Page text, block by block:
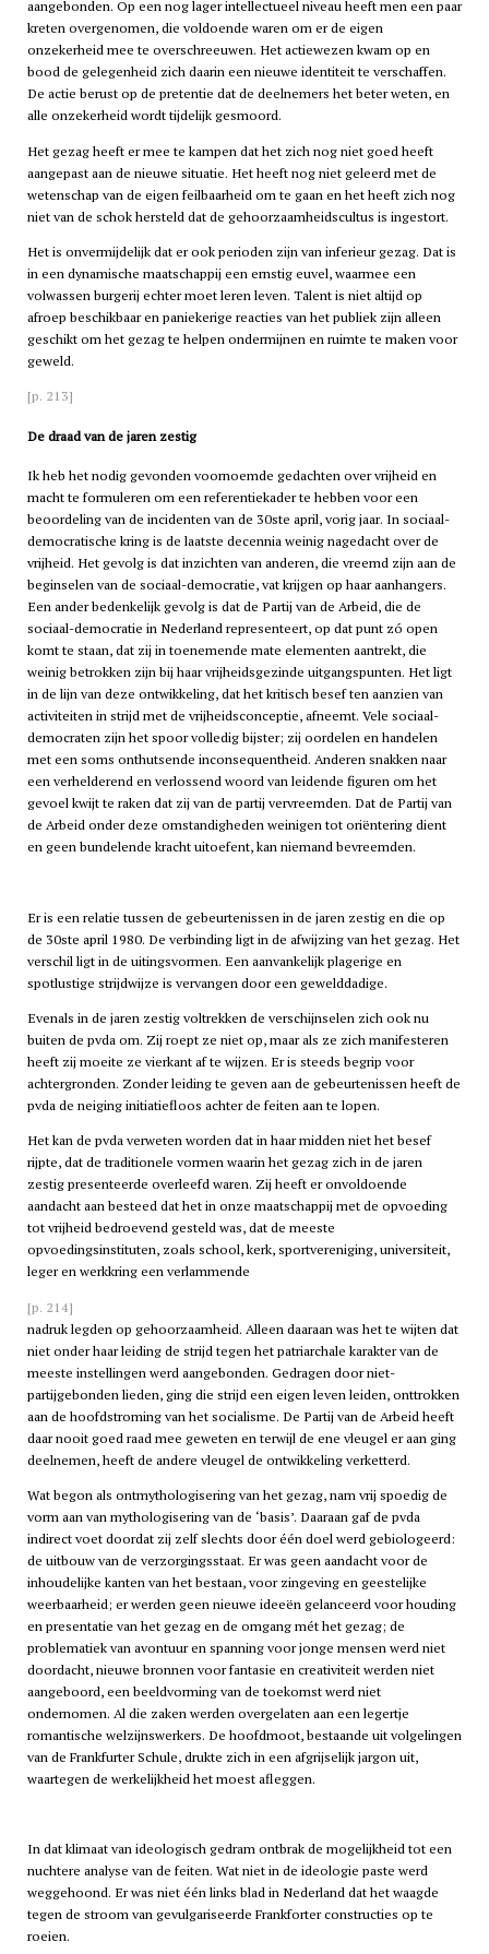
aangebonden. Op een nog lager intellectueel niveau heeft men een paar
kreten overgenomen, die voldoende waren om er de eigen
onzekerheid mee te overschreeuwen. Het actiewezen kwam op en
bood de gelegenheid zich daarin een nieuwe identiteit te verschaffen.
De actie berust op de pretentie dat de deelnemers het beter weten, en
alle onzekerheid wordt tijdelijk gesmoord.
Het gezag heeft er mee te kampen dat het zich nog niet goed heeft
aangepast aan de nieuwe situatie. Het heeft nog niet geleerd met de
wetenschap van de eigen feilbaarheid om te gaan en het heeft zich nog
niet van de schok hersteld dat de gehoorzaamheidscultus is ingestort.
Het is onvermijdelijk dat er ook perioden zijn van inferieur gezag. Dat is
in een dynamische maatschappij een ernstig euvel, waarmee een
volwassen burgerij echter moet leren leven. Talent is niet altijd op
afroep beschikbaar en paniekerige reacties van het publiek zijn alleen
geschikt om het gezag te helpen ondermijnen en ruimte te maken voor
geweld.
[p. 213]
De draad van de jaren zestig
Ik heb het nodig gevonden voornoemde gedachten over vrijheid en
macht te formuleren om een referentiekader te hebben voor een
beoordeling van de incidenten van de 30ste april, vorig jaar. In sociaal-
democratische kring is de laatste decennia weinig nagedacht over de
vrijheid. Het gevolg is dat inzichten van anderen, die vreemd zijn aan de
beginselen van de sociaal-democratie, vat krijgen op haar aanhangers.
Een ander bedenkelijk gevolg is dat de Partij van de Arbeid, die de
sociaal-democratie in Nederland representeert, op dat punt zó open
komt te staan, dat zij in toenemende mate elementen aantrekt, die
weinig betrokken zijn bij haar vrijheidsgezinde uitgangspunten. Het ligt
in de lijn van deze ontwikkeling, dat het kritisch besef ten aanzien van
activiteiten in strijd met de vrijheidsconceptie, afneemt. Vele sociaal-
democraten zijn het spoor volledig bijster; zij oordelen en handelen
met een soms onthutsende inconsequentheid. Anderen snakken naar
een verhelderend en verlossend woord van leidende figuren om het
gevoel kwijt te raken dat zij van de partij vervreemden. Dat de Partij van
de Arbeid onder deze omstandigheden weinigen tot oriëntering dient
en geen bundelende kracht uitoefent, kan niemand bevreemden.
Er is een relatie tussen de gebeurtenissen in de jaren zestig en die op
de 30ste april 1980. De verbinding ligt in de afwijzing van het gezag. Het
verschil ligt in de uitingsvormen. Een aanvankelijk plagerige en
spotlustige strijdwijze is vervangen door een gewelddadige.
Evenals in de jaren zestig voltrekken de verschijnselen zich ook nu
buiten de pvdaom. Zij roept ze niet op, maar als ze zich manifesteren
heeft zij moeite ze vierkant af te wijzen. Er is steeds begrip voor
achtergronden. Zonder leiding te geven aan de gebeurtenissen heeft de
pvdade neiging initiatiefloos achter de feiten aan te lopen.
Het kan de pvdaverweten worden dat in haar midden niet het besef
rijpte, dat de traditionele vormen waarin het gezag zich in de jaren
zestig presenteerde overleefd waren. Zij heeft er onvoldoende
aandacht aan besteed dat het in onze maatschappij met de opvoeding
tot vrijheid bedroevend gesteld was, dat de meeste
opvoedingsinstituten, zoals school, kerk, sportvereniging, universiteit,
leger en werkkring een verlammende
[p. 214]
nadruk legden op gehoorzaamheid. Alleen daaraan was het te wijten dat
niet onder haar leiding de strijd tegen het patriarchale karakter van de
meeste instellingen werd aangebonden. Gedragen door niet-
partijgebonden lieden, ging die strijd een eigen leven leiden, onttrokken
aan de hoofdstroming van het socialisme. De Partij van de Arbeid heeft
daar nooit goed raad mee geweten en terwijl de ene vleugel er aan ging
deelnemen, heeft de andere vleugel de ontwikkeling verketterd.
Wat begon als ontmythologisering van het gezag, nam vrij spoedig de
vorm aan van mythologisering van de ‘basis’. Daaraan gaf de pvda
indirect voet doordat zij zelf slechts door één doel werd gebiologeerd:
de uitbouw van de verzorgingsstaat. Er was geen aandacht voor de
inhoudelijke kanten van het bestaan, voor zingeving en geestelijke
weerbaarheid; er werden geen nieuwe ideeën gelanceerd voor houding
en presentatie van het gezag en de omgang mét het gezag; de
problematiek van avontuur en spanning voor jonge mensen werd niet
doordacht, nieuwe bronnen voor fantasie en creativiteit werden niet
aangeboord, een beeldvorming van de toekomst werd niet
ondernomen. Al die zaken werden overgelaten aan een legertje
romantische welzijnswerkers. De hoofdmoot, bestaande uit volgelingen
van de Frankfurter Schule, drukte zich in een afgrijselijk jargon uit,
waartegen de werkelijkheid het moest afleggen.
In dat klimaat van ideologisch gedram ontbrak de mogelijkheid tot een
nuchtere analyse van de feiten. Wat niet in de ideologie paste werd
weggehoond. Er was niet één links blad in Nederland dat het waagde
tegen de stroom van gevulgariseerde Frankforter constructies op te
roeien.